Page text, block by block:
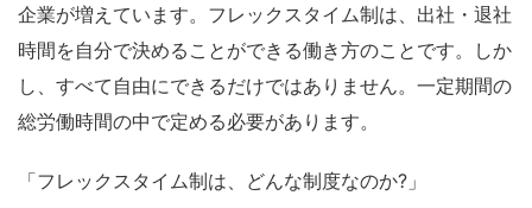
企業が増えています。フレックスタイム制は、出社・退社
時間を自分で決めることができる働き方のことです。しか
し、すべて自由にできるだけではありません。一定期間の
総労働時間の中で定める必要があります。
「フレックスタイム制は、どんな制度なのか?」